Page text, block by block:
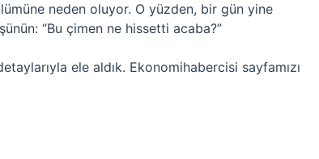
neden oluyor. O yüzden, bir gün yine
“Bu çimen ne hissetti acaba?”
ele aldık. Ekonomihabercisi sayfamızı